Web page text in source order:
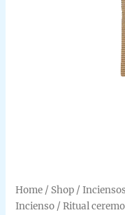
Home / Shop /
Incienso /Ritual